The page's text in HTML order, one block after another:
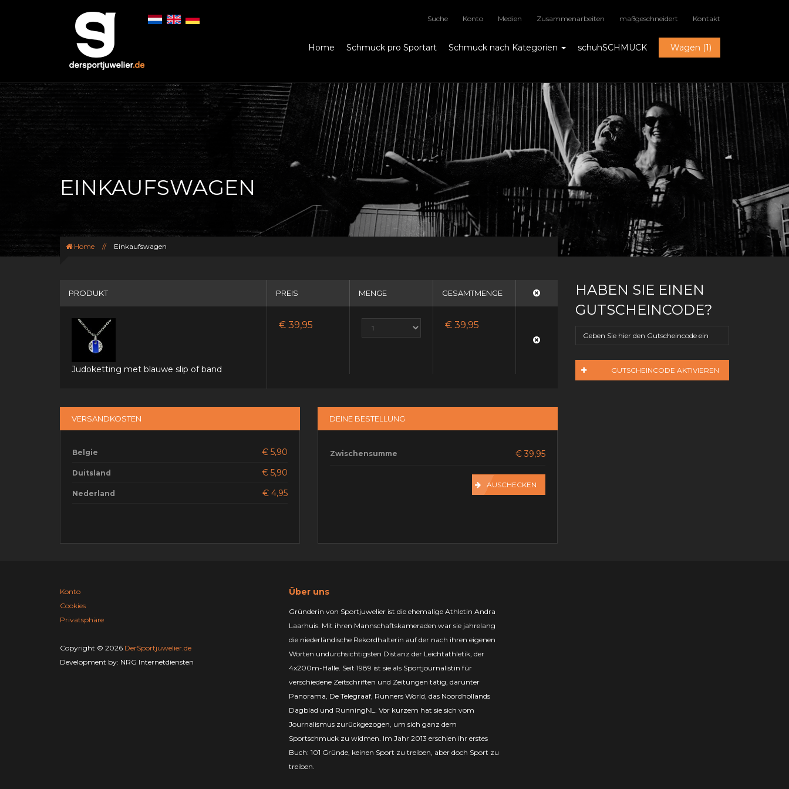
Suche Konto Medien Zusammenarbeiten maßgeschneidert Kontakt
Home Schmuck pro Sportart Schmuck nach Kategorien schuhSCHMUCK Wagen (1)
EINKAUFSWAGEN
Home // Einkaufswagen
PRODUKT PREIS MENGE GESAMTMENGE
Judoketting met blauwe slip of band
€ 39,95 € 39,95
VERSANDKOSTEN
Belgie € 5,90
Duitsland € 5,90
Nederland € 4,95
DEINE BESTELLUNG
Zwischensumme € 39,95
AUSCHECKEN
HABEN SIE EINEN
GUTSCHEINCODE?
GUTSCHEINCODE AKTIVIEREN
Konto
Cookies
Privatsphäre
Copyright © 2026 DerSportjuwelier.de
Development by: NRG Internetdiensten
Über uns
Gründerin von Sportjuwelier ist die ehemalige Athletin Andra
Laarhuis. Mit ihren Mannschaftskameraden war sie jahrelang
die niederländische Rekordhalterin auf der nach ihren eigenen
Worten undurchsichtigsten Distanz der Leichtathletik, der
4x200m-Halle. Seit 1989 ist sie als Sportjournalistin für
verschiedene Zeitschriften und Zeitungen tätig, darunter
Panorama, De Telegraaf, Runners World, das Noordhollands
Dagblad und RunningNL. Vor kurzem hat sie sich vom
Journalismus zurückgezogen, um sich ganz dem
Sportschmuck zu widmen. Im Jahr 2013 erschien ihr erstes
Buch: 101 Gründe, keinen Sport zu treiben, aber doch Sport zu
treiben.